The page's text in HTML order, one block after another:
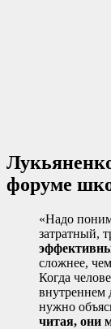
форуме
«Надо
затратный,
сложнее,
Когда
внутреннем
нужно
читая, они